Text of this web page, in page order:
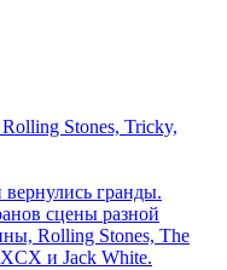
Stones, Tricky,
гранды.
сцены разной
Rolling Stones, The
и Jack White.